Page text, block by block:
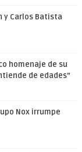
y Carlos Batista
homenaje de su
de edades”
Nox irrumpe